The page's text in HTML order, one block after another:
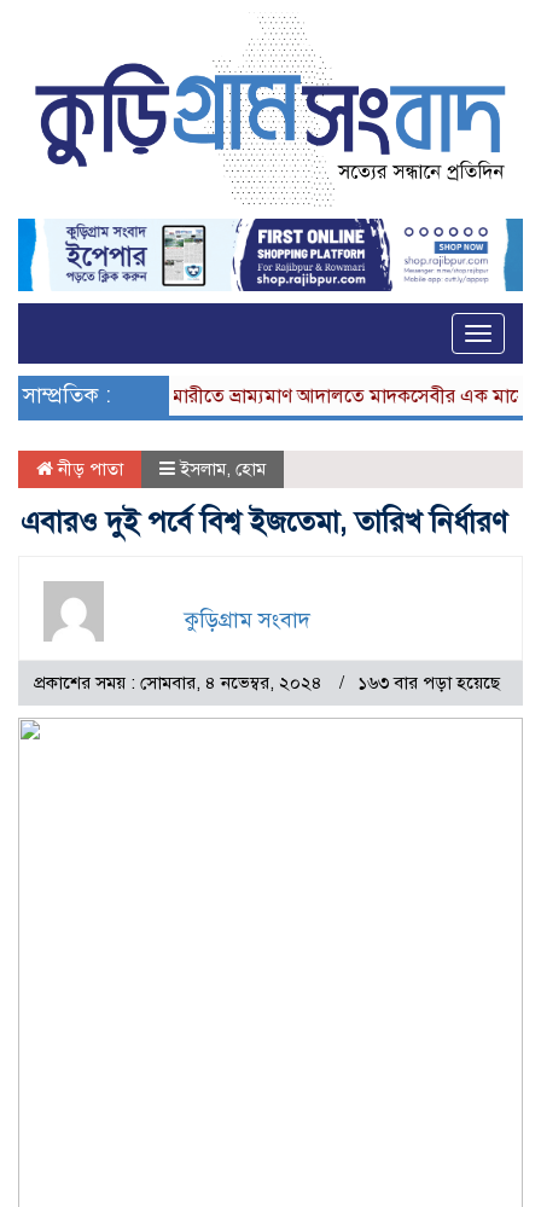
Toggle
সাম্প্রতিক :ভূরুঙ্গামারীতে ভ্রাম্যমাণ আদালতে মাদকসেবীর এক মাসের
নীড় পাতা ইসলাম, হোম
এবারও দুই পর্বে বিশ্ব ইজতেমা, তারিখ নির্ধারণ
কুড়িগ্রাম সংবাদ
প্রকাশের সময় : সোমবার, ৪ নভেম্বর, ২০২৪ ১৬৩ বার পড়া হয়েছে